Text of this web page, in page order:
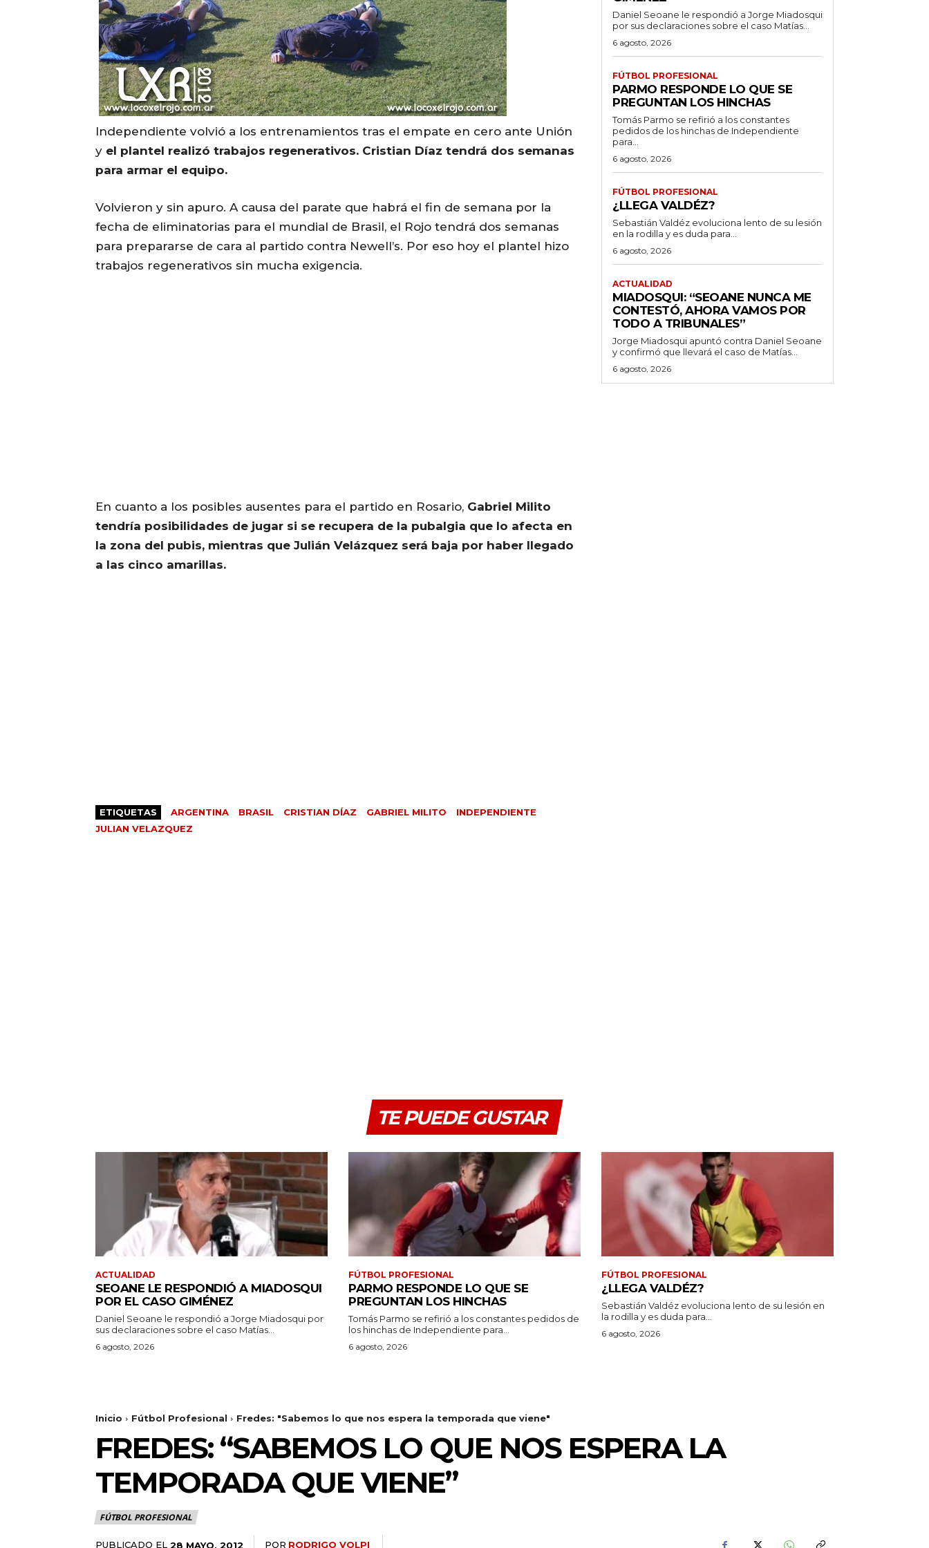
Independiente volvió a los entrenamientos tras el empate en cero ante Unión
y el plantel realizó trabajos regenerativos. Cristian Díaz tendrá dos semanas
para armar el equipo.
Volvieron y sin apuro. A causa del parate que habrá el fin de semana por la
fecha de eliminatorias para el mundial de Brasil, el Rojo tendrá dos semanas
para prepararse de cara al partido contra Newell’s. Por eso hoy el plantel hizo
trabajos regenerativos sin mucha exigencia.
En cuanto a los posibles ausentes para el partido en Rosario, Gabriel Milito
tendría posibilidades de jugar si se recupera de la pubalgia que lo afecta en
la zona del pubis, mientras que Julián Velázquez será baja por haber llegado
a las cinco amarillas.
ETIQUETAS ARGENTINA BRASIL CRISTIAN DÍAZ GABRIEL MILITO
INDEPENDIENTE
JULIAN VELAZQUEZ
Daniel Seoane le respondió a Jorge Miadosqui
por sus declaraciones sobre el caso Matías...
6 agosto, 2026
FÚTBOL PROFESIONAL
PARMO RESPONDE LO QUE SE
PREGUNTAN LOS HINCHAS
Tomás Parmo se refirió a los constantes
pedidos de los hinchas de Independiente
para...
6 agosto, 2026
FÚTBOL PROFESIONAL
¿LLEGA VALDÉZ?
Sebastián Valdéz evoluciona lento de su lesión
en la rodilla y es duda para...
6 agosto, 2026
ACTUALIDAD
MIADOSQUI: “SEOANE NUNCA ME
CONTESTÓ, AHORA VAMOS POR
TODO A TRIBUNALES”
Jorge Miadosqui apuntó contra Daniel Seoane
y confirmó que llevará el caso de Matías...
6 agosto, 2026
TE PUEDE GUSTAR
ACTUALIDAD
SEOANE LE RESPONDIÓ A MIADOSQUI
POR EL CASO GIMÉNEZ
Daniel Seoane le respondió a Jorge Miadosqui por
sus declaraciones sobre el caso Matías...
6 agosto, 2026
FÚTBOL PROFESIONAL
PARMO RESPONDE LO QUE SE
PREGUNTAN LOS HINCHAS
Tomás Parmo se refirió a los constantes pedidos de
los hinchas de Independiente para...
6 agosto, 2026
FÚTBOL PROFESIONAL
¿LLEGA VALDÉZ?
Sebastián Valdéz evoluciona lento de su lesión en
la rodilla y es duda para...
6 agosto, 2026